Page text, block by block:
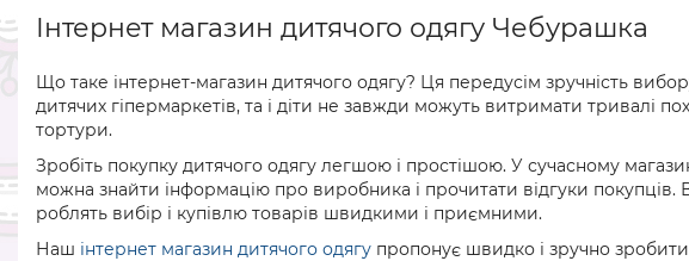
Інтернет магазин дитячого одягу Чебурашка
Що таке інтернет-магазин дитячого одягу? Ця передусім зручність
дитячих гіпермаркетів, та і діти не завжди можуть витримати тривалі
тортури.
Зробіть покупку дитячого одягу легшою і простішою. У сучасному
можна знайти інформацію про виробника і прочитати відгуки
роблять вибір і купівлю товарів швидкими і приємними.
Наш інтернет магазин дитячого одягу пропонує швидко і зручно зробити